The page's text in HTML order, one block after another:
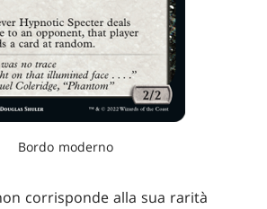
Bordo moderno
corrisponde alla sua rarità